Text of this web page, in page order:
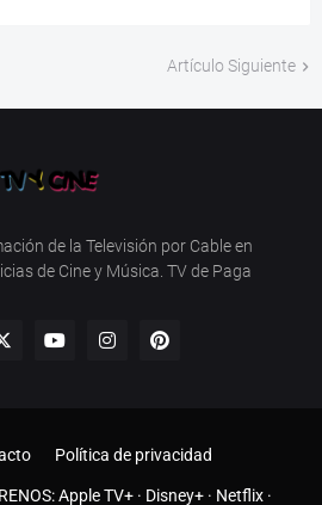
Artículo Siguiente
de la Televisión por Cable en
de Cine y Música. TV de Paga
Apple TV+ · Disney+ · Netflix ·
Política de privacidad